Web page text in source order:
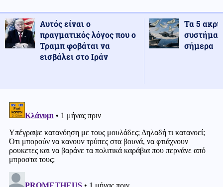
Αυτός είναι ο
πραγματικός λόγος που ο
Τραμπ φοβάται να
εισβάλει στο Ιράν
Τα 5
σήμερα